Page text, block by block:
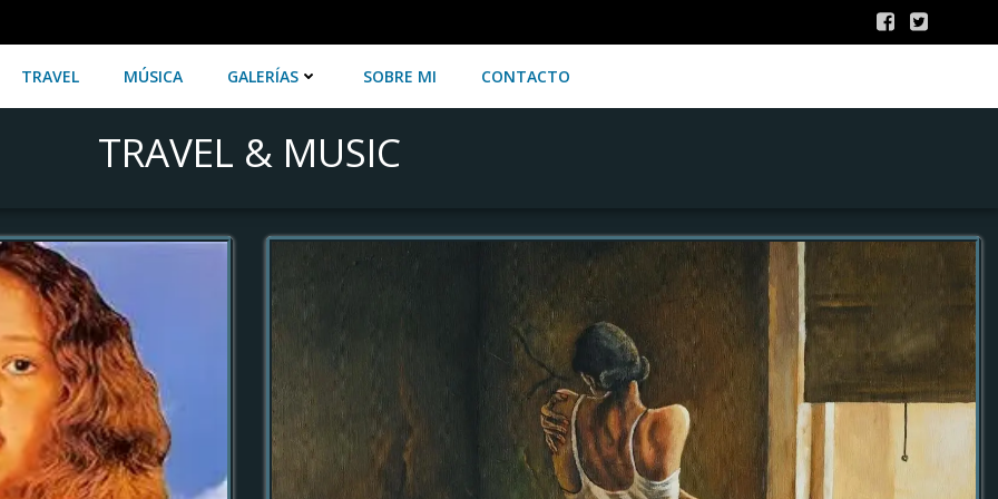
TRAVEL MÚSICA GALERÍAS SOBRE MI CONTACTO
TRAVEL & MUSIC